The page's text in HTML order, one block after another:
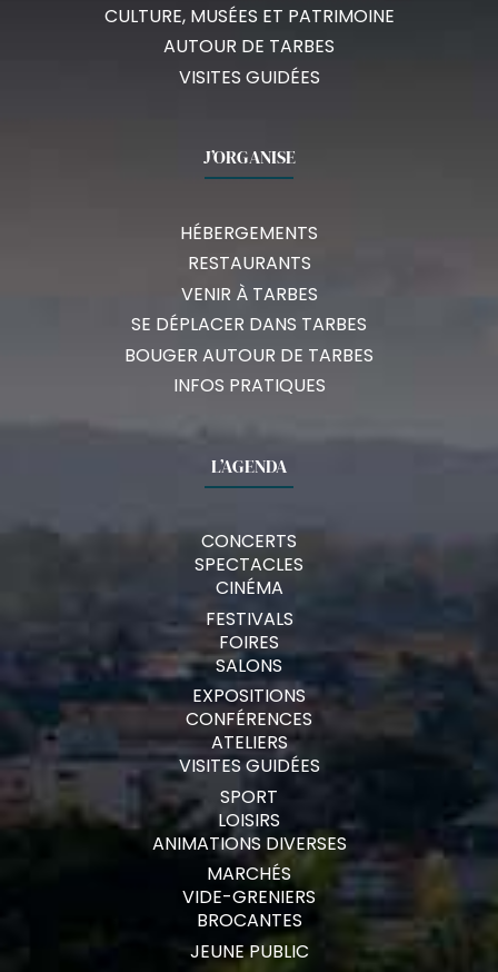
CULTURE, MUSÉES ET PATRIMOINE
AUTOUR DE TARBES
VISITES GUIDÉES
J’ORGANISE
HÉBERGEMENTS
RESTAURANTS
VENIR À TARBES
SE DÉPLACER DANS TARBES
BOUGER AUTOUR DE TARBES
INFOS PRATIQUES
L’AGENDA
CONCERTS
SPECTACLES
CINÉMA
FESTIVALS
FOIRES
SALONS
EXPOSITIONS
CONFÉRENCES
ATELIERS
VISITES GUIDÉES
SPORT
LOISIRS
ANIMATIONS DIVERSES
MARCHÉS
VIDE-GRENIERS
BROCANTES
JEUNE PUBLIC